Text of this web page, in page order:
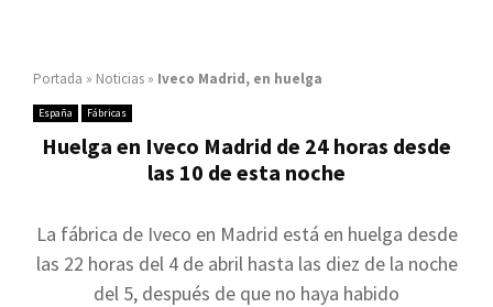
Portada » Noticias » Iveco Madrid, en huelga
España Fábricas
Huelga en Iveco Madrid de 24 horas desde
las 10 de esta noche
La fábrica de Iveco en Madrid está en huelga desde
las 22 horas del 4 de abril hasta las diez de la noche
del 5, después de que no haya habido